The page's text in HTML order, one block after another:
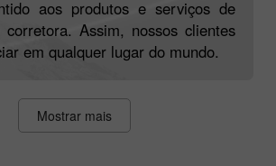
aos produtos e serviços de
corretora. Assim, nossos clientes
em qualquer lugar do mundo.
Mostrar mais